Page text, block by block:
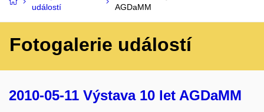
událostí
AGDaMM
Fotogalerie událostí
2010-05-11 Výstava 10 let AGDaMM